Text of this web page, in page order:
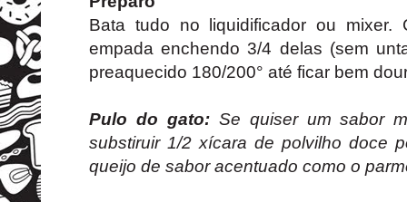
Bata tudo no liquidificador ou mixer.
empada enchendo 3/4 delas (sem
preaquecido 180/200° até ficar bem
Pulo do gato:Se quiser um sabor
substiruir 1/2 xícara de polvilho doce
queijo de sabor acentuado como o